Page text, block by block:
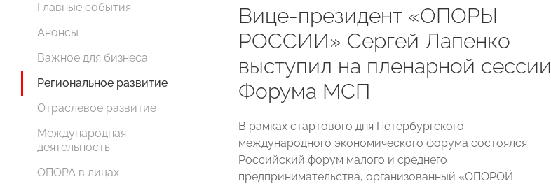
Главные события
Анонсы
Важное для бизнеса
Региональное развитие
Отраслевое развитие
Международная
деятельность
ОПОРА в лицах
Вице-президент «ОПОРЫ
РОССИИ» Сергей Лапенко
выступил на пленарной сессии
Форума МСП
В рамках стартового дня Петербургского
международного экономического форума состоялся
Российский форум малого и среднего
предпринимательства, организованный «ОПОРОЙ